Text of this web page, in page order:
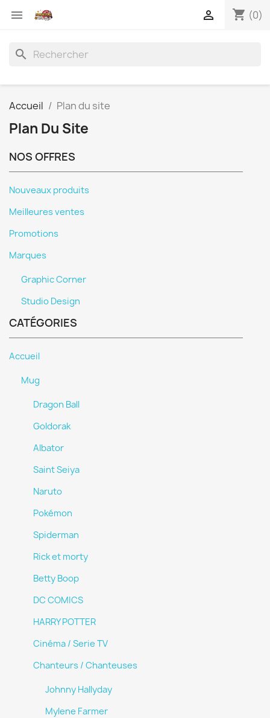
 shopping_cart (0)

search
Accueil Plan du site
Plan Du Site
NOS OFFRES
Nouveaux produits
Meilleures ventes
Promotions
Marques
Graphic Corner
Studio Design
CATÉGORIES
Accueil
Mug
Dragon Ball
Goldorak
Albator
Saint Seiya
Naruto
Pokémon
Spiderman
Rick et morty
Betty Boop
DC COMICS
HARRY POTTER
Cinéma / Serie TV
Chanteurs / Chanteuses
Johnny Hallyday
Mylene Farmer